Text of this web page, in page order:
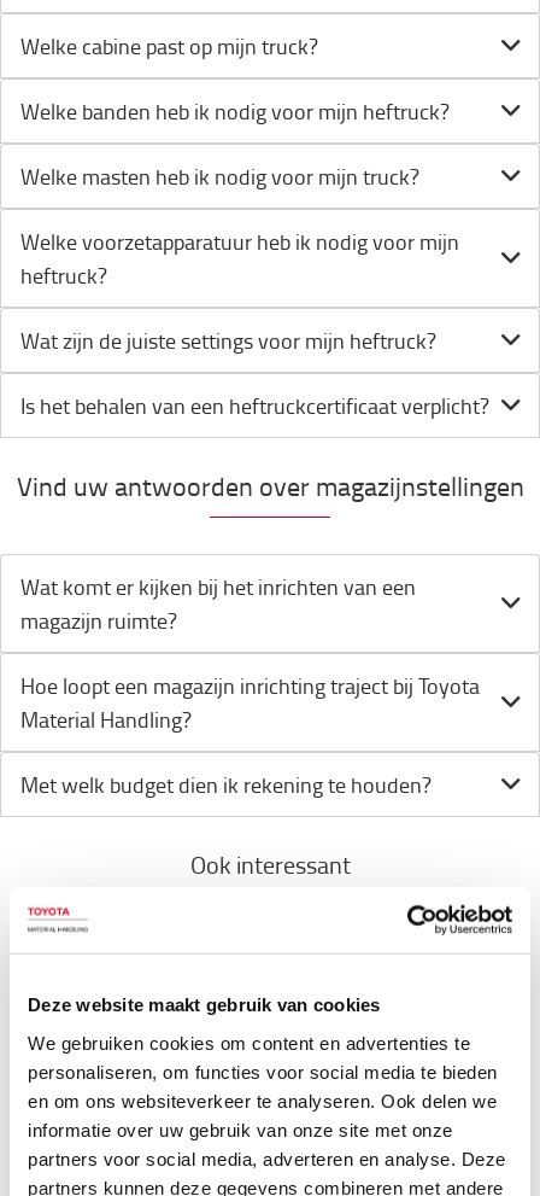
Deze website maakt gebruik van cookies
We gebruiken cookies om content en advertenties te
personaliseren, om functies voor social media te bieden
en om ons websiteverkeer te analyseren. Ook delen we
informatie over uw gebruik van onze site met onze
partners voor social media, adverteren en analyse. Deze
partners kunnen deze gegevens combineren met andere
Welke cabine past op mijn truck?
Welke banden heb ik nodig voor mijn heftruck?
Welke masten heb ik nodig voor mijn truck?
Welke voorzetapparatuur heb ik nodig voor mijn
heftruck?
Wat zijn de juiste settings voor mijn heftruck?
Is het behalen van een heftruckcertificaat verplicht?
Vind uw antwoorden over magazijnstellingen
Wat komt er kijken bij het inrichten van een
magazijn ruimte?
Hoe loopt een magazijn inrichting traject bij Toyota
Material Handling?
Met welk budget dien ik rekening te houden?
Ook interessant
Het kennisplatform Lean Logistics is een initiatief
van Toyota Material Handling met als doel informatie
en ervaringen over logistieke processen, veilig
werken en de laatste ontwikkelingen en trends in
ons vakgebied te delen en te promoten.
Lees meer >